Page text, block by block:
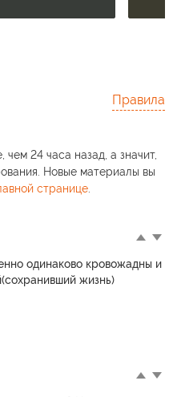
Правила
24 часа назад, а значит,
Новые материалы вы
странице.
одинаково кровожадны и
жизнь)